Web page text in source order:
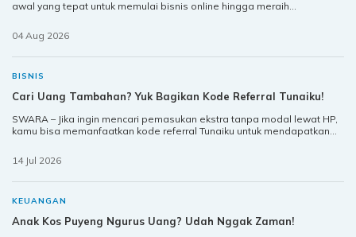
awal yang tepat untuk memulai bisnis online hingga meraih
mengunggah produk, serta
04 Aug 2026
BISNIS
Cari Uang Tambahan? Yuk Bagikan Kode Referral Tunaiku!
SWARA – Jika ingin mencari pemasukan ekstra tanpa modal lewat HP,
kamu bisa memanfaatkan kode referral Tunaiku untuk mendapatkan
memb
14 Jul 2026
KEUANGAN
Anak Kos Puyeng Ngurus Uang? Udah Nggak Zaman!